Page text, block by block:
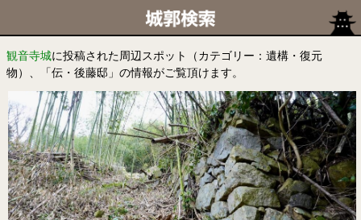
観音寺城に投稿された周辺スポット（カテゴリー：遺構・復元
物）、「伝・後藤邸」の情報がご覧頂けます。